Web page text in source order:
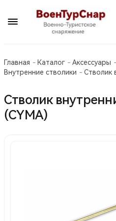
Главная Каталог Аксессуары
Внутренние стволики
Стволик
Стволик
(CYMA)